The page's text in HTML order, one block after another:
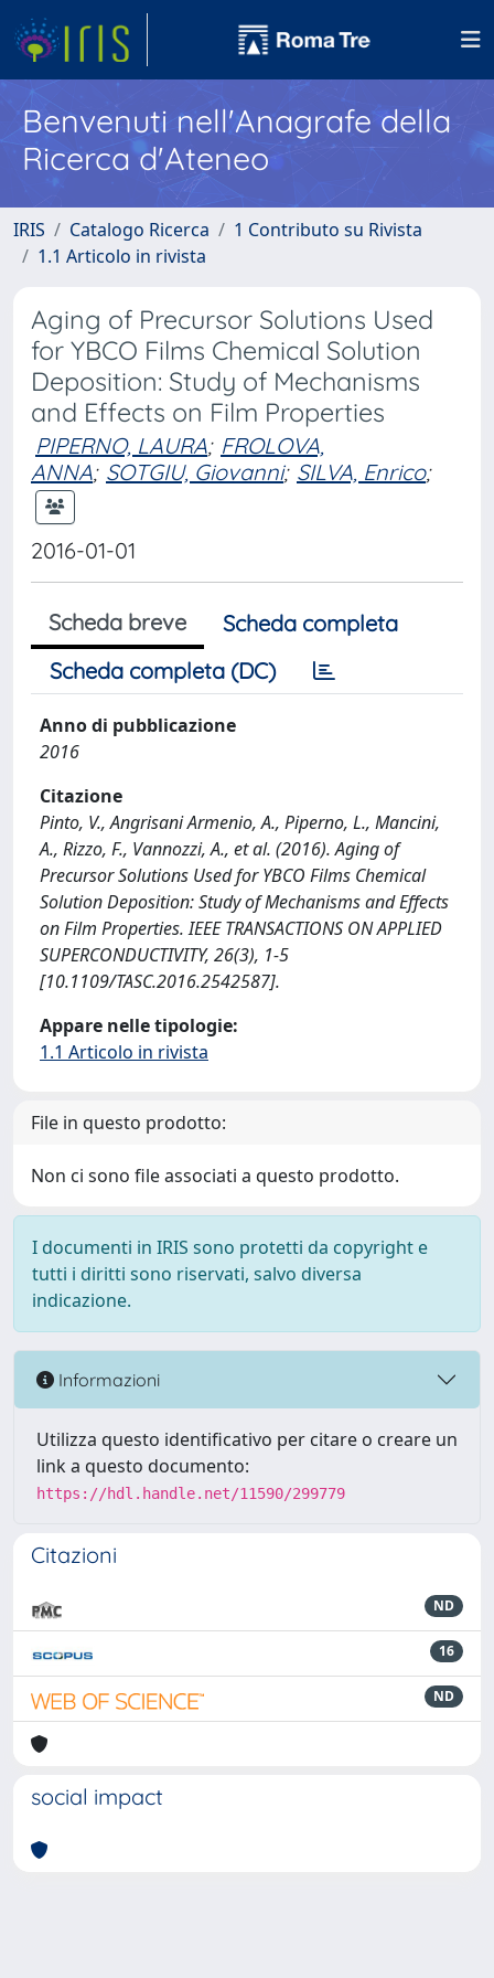
Benvenuti nell'Anagrafe della
Ricerca d'Ateneo
IRIS Catalogo Ricerca
1 Contributo su Rivista
1.1 Articolo in rivista
Aging of Precursor Solutions Used
for YBCO Films Chemical Solution
Deposition: Study of Mechanisms
and Effects on Film Properties
PIPERNO, LAURA; FROLOVA,
ANNA; SOTGIU, Giovanni; SILVA, Enrico;
2016-01-01
Scheda breve
Scheda completa
Scheda completa (DC)
Anno di pubblicazione
2016
Citazione
Pinto, V., Angrisani Armenio, A., Piperno, L., Mancini,
A., Rizzo, F., Vannozzi, A., et al. (2016). Aging of
Precursor Solutions Used for YBCO Films Chemical
Solution Deposition: Study of Mechanisms and Effects
on Film Properties. IEEE TRANSACTIONS ON APPLIED
SUPERCONDUCTIVITY, 26(3), 1-5
[10.1109/TASC.2016.2542587].
Appare nelle tipologie:
1.1 Articolo in rivista
File in questo prodotto:
Non ci sono file associati a questo prodotto.
I documenti in IRIS sono protetti da copyright e
tutti i diritti sono riservati, salvo diversa
indicazione.
Informazioni
Utilizza questo identificativo per citare o creare un
link a questo documento:
https://hdl.handle.net/11590/299779
Citazioni
ND
16
ND
social impact